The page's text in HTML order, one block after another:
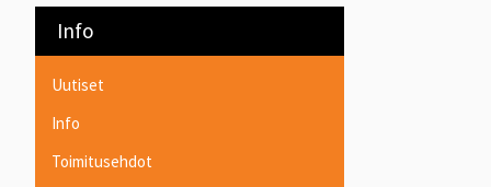
Info
Uutiset
Info
Toimitusehdot